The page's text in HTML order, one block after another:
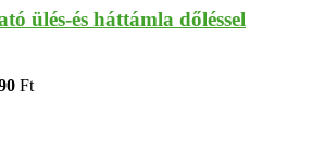
ülés-és háttámla dőléssel
Ft